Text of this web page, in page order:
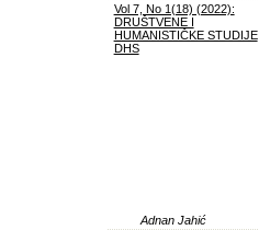
Vol 7, No 1(18) (2022):
DRUŠTVENE I
HUMANISTIČKE STUDIJE
DHS
Adnan Jahić